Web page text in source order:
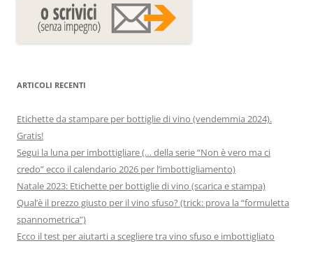
ARTICOLI RECENTI
Etichette da stampare per bottiglie di vino (vendemmia 2024).
Gratis!
Segui la luna per imbottigliare (… della serie “Non è vero ma ci
credo” ecco il calendario 2026 per l’imbottigliamento)
Natale 2023: Etichette per bottiglie di vino (scarica e stampa)
Qual’è il prezzo giusto per il vino sfuso? (trick: prova la “formuletta
spannometrica”)
Ecco il test per aiutarti a scegliere tra vino sfuso e imbottigliato